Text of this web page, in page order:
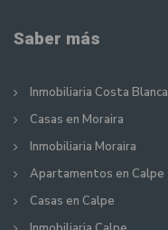
Saber más
Inmobiliaria Costa Blanca
Casas en Moraira
Inmobiliaria Moraira
Apartamentos en Calpe
Casas en Calpe